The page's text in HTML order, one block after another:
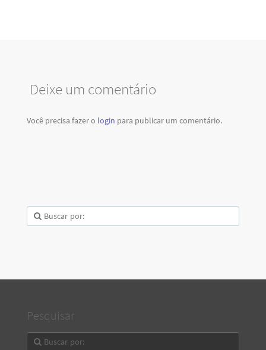
Deixe um comentário
Você precisa fazer o login para publicar um comentário.
Pesquisar